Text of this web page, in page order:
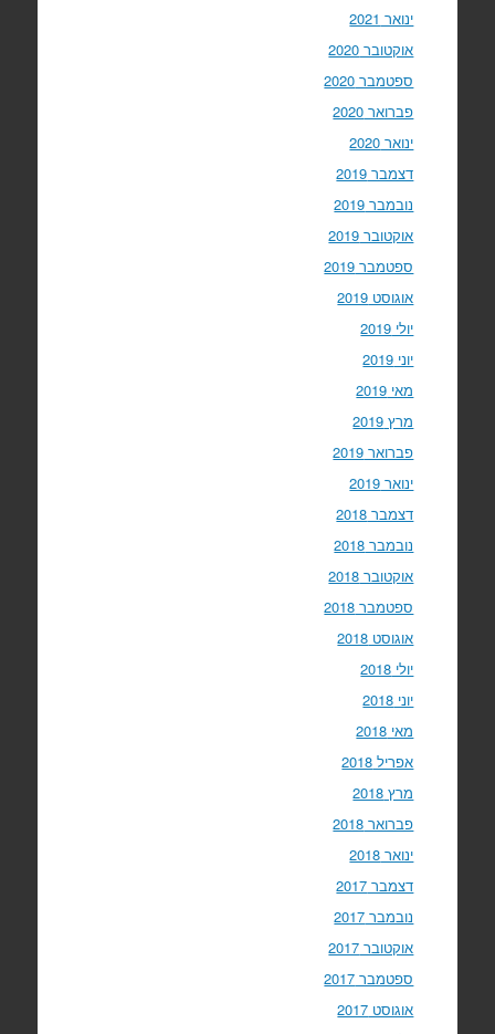
ינואר 2021
אוקטובר 2020
ספטמבר 2020
פברואר 2020
ינואר 2020
דצמבר 2019
נובמבר 2019
אוקטובר 2019
ספטמבר 2019
אוגוסט 2019
יולי 2019
יוני 2019
מאי 2019
מרץ 2019
פברואר 2019
ינואר 2019
דצמבר 2018
נובמבר 2018
אוקטובר 2018
ספטמבר 2018
אוגוסט 2018
יולי 2018
יוני 2018
מאי 2018
אפריל 2018
מרץ 2018
פברואר 2018
ינואר 2018
דצמבר 2017
נובמבר 2017
אוקטובר 2017
ספטמבר 2017
אוגוסט 2017